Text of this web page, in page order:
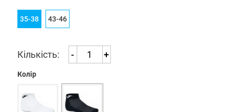
35-38 43-46
Кількість: - +
Колір